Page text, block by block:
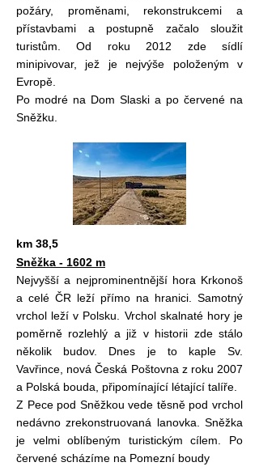
požáry, proměnami, rekonstrukcemi a
přístavbami a postupně začalo sloužit
turistům. Od roku 2012 zde sídlí
minipivovar, jež je nejvýše položeným v
Evropě.
Po modré na Dom Slaski a po červené na
Sněžku.
km 38,5
Sněžka - 1602 m
Nejvyšší a nejprominentnější hora Krkonoš
a celé ČR leží přímo na hranici. Samotný
vrchol leží v Polsku. Vrchol skalnaté hory je
poměrně rozlehlý a již v historii zde stálo
několik budov. Dnes je to kaple Sv.
Vavřince, nová Česká Poštovna z roku 2007
a Polská bouda, připomínající létající talíře.
Z Pece pod Sněžkou vede těsně pod vrchol
nedávno zrekonstruovaná lanovka. Sněžka
je velmi oblíbeným turistickým cílem. Po
červené scházíme na Pomezní boudy